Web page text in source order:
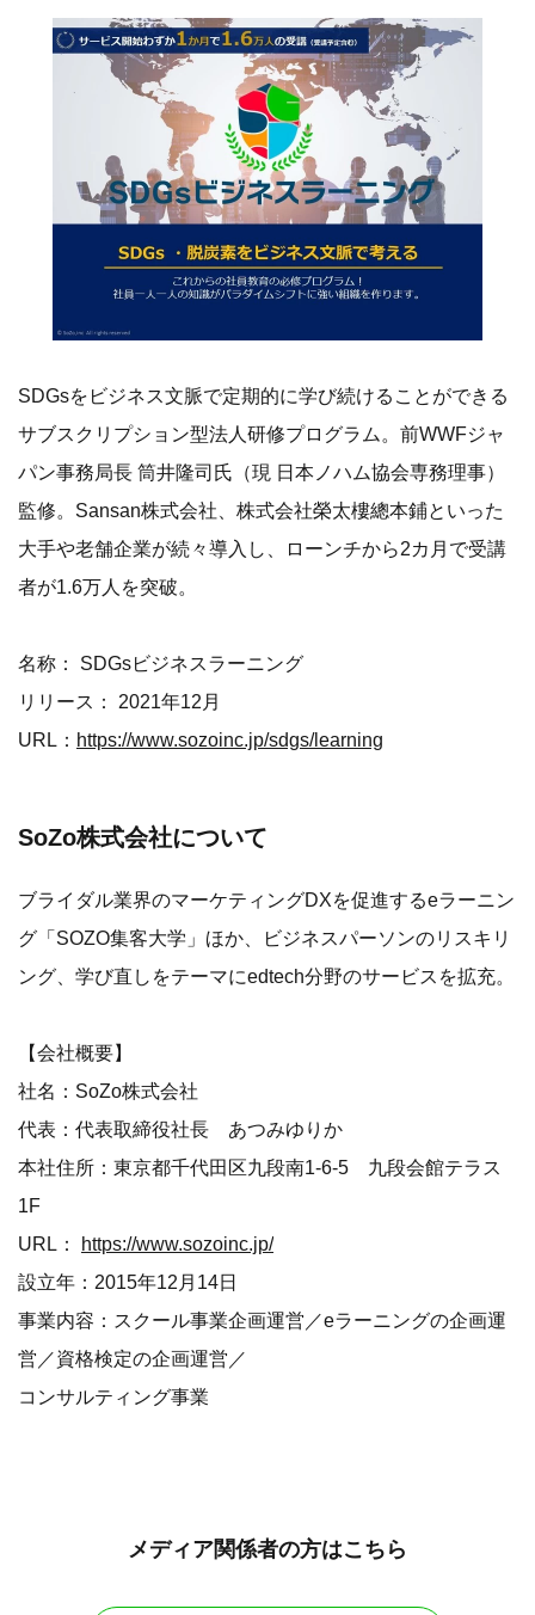
SDGsをビジネス文脈で定期的に学び続けることができる
サブスクリプション型法人研修プログラム。前WWFジャ
パン事務局長 筒井隆司氏（現 日本ノハム協会専務理事）
監修。Sansan株式会社、株式会社榮太樓總本鋪といった
大手や老舗企業が続々導入し、ローンチから2カ月で受講
者が1.6万人を突破。
名称： SDGsビジネスラーニング
リリース： 2021年12月
URL： https://www.sozoinc.jp/sdgs/learning
SoZo株式会社について
ブライダル業界のマーケティングDXを促進するeラーニン
グ「SOZO集客大学」ほか、ビジネスパーソンのリスキリ
ング、学び直しをテーマにedtech分野のサービスを拡充。
【会社概要】
社名：SoZo株式会社
代表：代表取締役社長 あつみゆりか
本社住所：東京都千代田区九段南1-6-5 九段会館テラス
1F
URL： https://www.sozoinc.jp/
設立年：2015年12月14日
事業内容：スクール事業企画運営／eラーニングの企画運
営／資格検定の企画運営／
コンサルティング事業
メディア関係者の方はこちら